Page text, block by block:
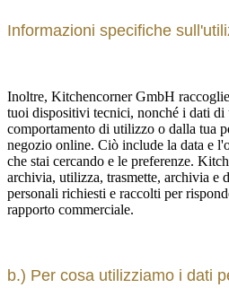
Informazioni specifiche
Inoltre, Kitchencorner GmbH
tuoi dispositivi tecnici, nonché i dati
comportamento di utilizzo o dalla tua
negozio online. Ciò include la data e
che stai cercando e le preferenze.
archivia, utilizza, trasmette, archivia e
personali richiesti e raccolti per
rapporto commerciale.
b.) Per cosa utilizziamo i dati